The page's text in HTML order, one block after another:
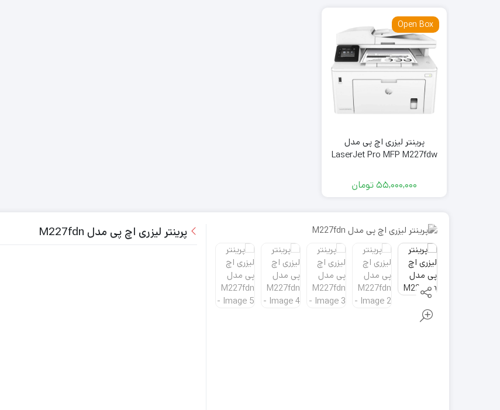
Open Box
پرینتر لیزری اچ پی مدل
LaserJet Pro MFP M227fdw
55,000,000تومان
پرینتر لیزری اچ پی مدل M227fdn